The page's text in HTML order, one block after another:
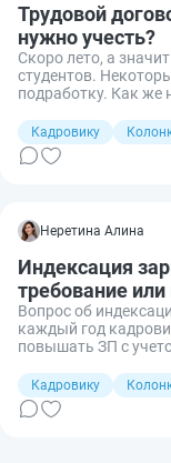
Трудовой
нужно учесть?
Скоро лето, а
студентов.
подработку. Как же
Кадровику
Неретина Алина
Индексация
требование или
Вопрос об
каждый год
повышать ЗП с
Кадровику